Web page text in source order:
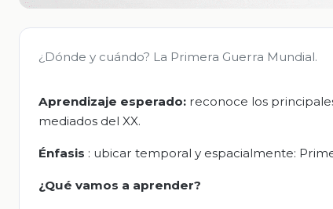
¿Dónde y cuándo? La Primera Guerra Mundial.
Aprendizaje esperado: reconoce los
mediados del XX.
Énfasis : ubicar temporal y espacialmente:
¿Qué vamos a aprender?